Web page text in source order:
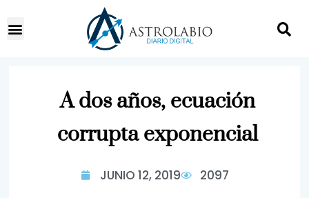
A dos años, ecuación
corrupta exponencial
JUNIO 12, 2019 2097